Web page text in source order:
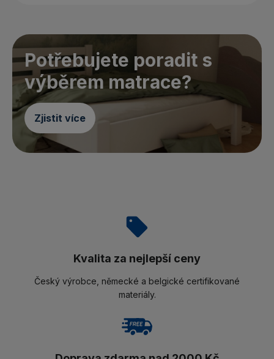
Potřebujete poradit s
výběrem matrace?
Zjistit více
Kvalita za nejlepší ceny
Český výrobce, německé a belgické certifikované
materiály.